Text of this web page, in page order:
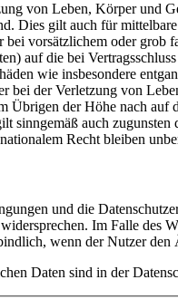
von Leben, Körper und
Dies gilt auch für
vorsätzlichem oder grob
auf die bei
wie insbesondere
bei der Verletzung von
Übrigen der Höhe nach
sinngemäß auch
Recht bleiben
und die
Im Falle des
wenn der Nutzer den
Daten sind in der